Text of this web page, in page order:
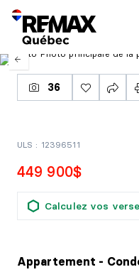
36
449 900$
Calculez vos
ULS : 12396511
Appartement -